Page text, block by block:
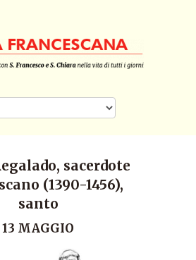
sacerdote
(1390-1456),
santo
13 MAGGIO